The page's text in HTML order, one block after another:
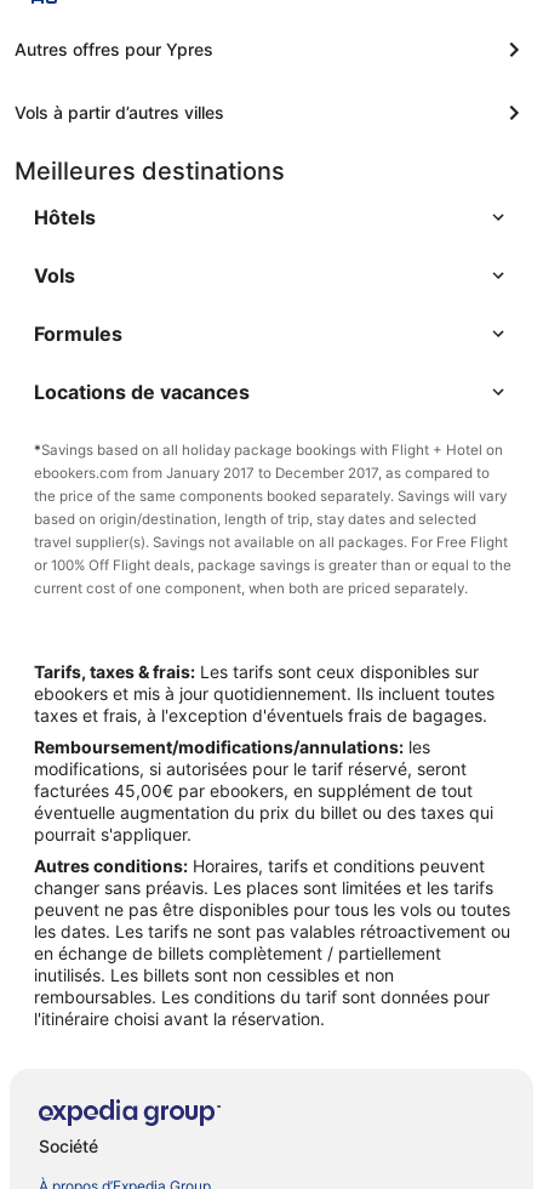
Autres offres pour Ypres
Vols à partir d’autres villes
Meilleures destinations
Hôtels
Vols
Formules
Locations de vacances
*Savings based on all holiday package bookings with Flight + Hotel on
ebookers.com from January 2017 to December 2017, as compared to
the price of the same components booked separately. Savings will vary
based on origin/destination, length of trip, stay dates and selected
travel supplier(s). Savings not available on all packages. For Free Flight
or 100% Off Flight deals, package savings is greater than or equal to the
current cost of one component, when both are priced separately.
Tarifs, taxes & frais: Les tarifs sont ceux disponibles sur
ebookers et mis à jour quotidiennement. Ils incluent toutes
taxes et frais, à l'exception d'éventuels frais de bagages.
Remboursement/modifications/annulations: les
modifications, si autorisées pour le tarif réservé, seront
facturées 45,00€ par ebookers, en supplément de tout
éventuelle augmentation du prix du billet ou des taxes qui
pourrait s'appliquer.
Autres conditions: Horaires, tarifs et conditions peuvent
changer sans préavis. Les places sont limitées et les tarifs
peuvent ne pas être disponibles pour tous les vols ou toutes
les dates. Les tarifs ne sont pas valables rétroactivement ou
en échange de billets complètement / partiellement
inutilisés. Les billets sont non cessibles et non
remboursables. Les conditions du tarif sont données pour
l'itinéraire choisi avant la réservation.
Société